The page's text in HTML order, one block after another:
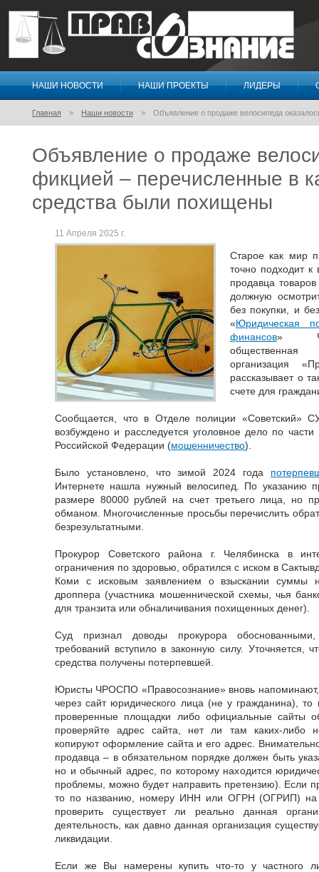
Правосознание
НАШИ НОВОСТИ НАШИ ПРОЕКТЫ ЛИДЕРЫ
Главная Наши новости Объявление о продаже велосипеда
Объявление о продаже
фикцией – перечисленные в
средства были похищены
11 Апреля 2025 г.
Старое как мир
точно подходит к
продавца
должную
без покупки, и
«Юридическая
финансов»
общественная
организация
рассказывает о
счете для
Сообщается, что в Отделе полиции «Советский»
возбуждено и расследуется уголовное дело по части
Российской Федерации (мошенничество).
Было установлено, что зимой 2024 года
Интернете нашла нужный велосипед. По указанию
размере 80000 рублей на счет третьего лица, но
обманом. Многочисленные просьбы перечислить
безрезультатными.
Прокурор Советского района г. Челябинска в
ограничения по здоровью, обратился с иском в
Коми с исковым заявлением о взыскании суммы
дроппера (участника мошеннической схемы, чья
для транзита или обналичивания похищенных денег).
Суд признал доводы прокурора
требований вступило в законную силу. Уточняется,
средства получены потерпевшей.
Юристы ЧРОСПО «Правосознание» вновь напоминают,
через сайт юридического лица (не у гражданина), то
проверенные площадки либо официальные сайты
проверяйте адрес сайта, нет ли там каких-либо
копируют оформление сайта и его адрес.
продавца – в обязательном порядке должен быть
но и обычный адрес, по которому находится
проблемы, можно будет направить претензию). Если
то по названию, номеру ИНН или ОГРН (ОГРИП) на
проверить существует ли реально данная
деятельность, как давно данная организация
ликвидации.
Если же Вы намерены купить что-то у частного